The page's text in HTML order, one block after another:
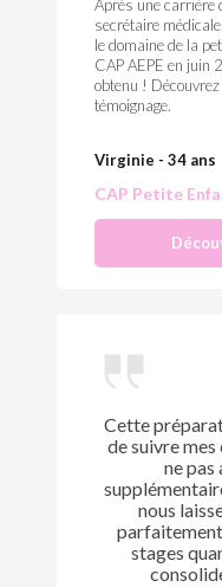
Après une carrière
secrétaire
le domaine de la
CAP AEPE en juin
obtenu !
témoignage.
Virginie - 34 ans
CAP Petite
Cette
de suivre
ne pas
nous
parfaitement
stages